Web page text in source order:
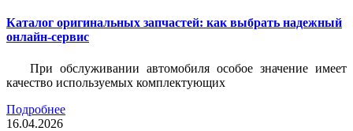
Каталог оригинальных запчастей: как выбрать надежный
онлайн-сервис
При обслуживании автомобиля особое значение имеет
качество используемых комплектующих
Подробнее
16.04.2026